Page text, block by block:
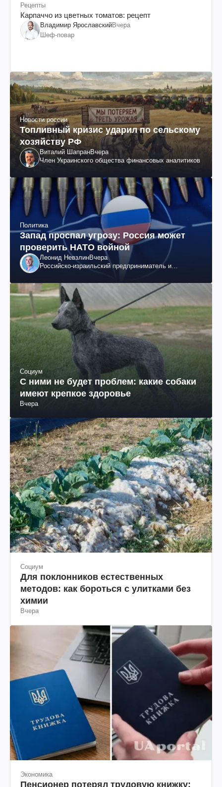
Рецепты
Карпаччо из цветных томатов: рецепт
Владимир ЯрославскийВчера
Шеф-повар
Новости россии
Топливный кризис ударил по сельскому
хозяйству РФ
Виталий ШапранВчера
Член Украинского общества финансовых аналитиков
Политика
Запад проспал угрозу: Россия может
проверить НАТО войной
Леонид НевзлинВчера
Российско-израильский предприниматель и
"ЮКОСа"
Социум
С ними не будет проблем: какие собаки
имеют крепкое здоровье
Вчера
Социум
Для поклонников естественных
методов: как бороться с улитками без
химии
Вчера
Экономика
Пенсионер потерял трудовую книжку: